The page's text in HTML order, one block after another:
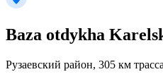
Baza otdykha
Рузаевский район, 305 км